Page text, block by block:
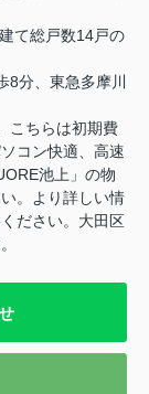
て総戸数14戸の
分、東急多摩川
こちらは初期費
コン快適、高速
池上」の物
。より詳しい情
ださい。大田区